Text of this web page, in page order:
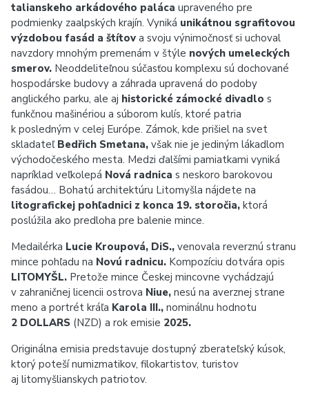
talianskeho arkádového paláca upraveného pre
podmienky zaalpských krajín. Vyniká unikátnou sgrafitovou
výzdobou fasád a štítov a svoju výnimočnosť si uchoval
navzdory mnohým premenám v štýle nových umeleckých
smerov. Neoddeliteľnou súčasťou komplexu sú dochované
hospodárske budovy a záhrada upravená do podoby
anglického parku, ale aj historické zámocké divadlo s
funkčnou mašinériou a súborom kulís, ktoré patria
k posledným v celej Európe. Zámok, kde prišiel na svet
skladateľ Bedřich Smetana, však nie je jediným lákadlom
východočeského mesta. Medzi ďalšími pamiatkami vyniká
napríklad veľkolepá Nová radnica s neskoro barokovou
fasádou… Bohatú architektúru Litomyšla nájdete na
litografickej pohľadnici z konca 19. storočia, ktorá
poslúžila ako predloha pre balenie mince.
Medailérka Lucie Kroupová, DiS., venovala reverznú stranu
mince pohľadu na Novú radnicu. Kompozíciu dotvára opis
LITOMYŠL. Pretože mince Českej mincovne vychádzajú
v zahraničnej licencii ostrova Niue, nesú na averznej strane
meno a portrét kráľa Karola III., nominálnu hodnotu
2 DOLLARS (NZD) a rok emisie 2025.
Originálna emisia predstavuje dostupný zberateľský kúsok,
ktorý poteší numizmatikov, filokartistov, turistov
aj litomyšlianskych patriotov.